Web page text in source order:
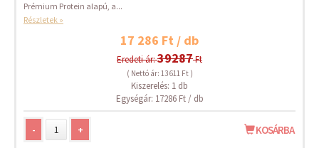
Prémium Protein alapú, a...
Részletek »
17 286 Ft / db
Eredeti ár:39287Ft
( Nettó ár: 13 611 Ft )
Kiszerelés: 1 db
Egységár: 17286 Ft / db
- + KOSÁRBA